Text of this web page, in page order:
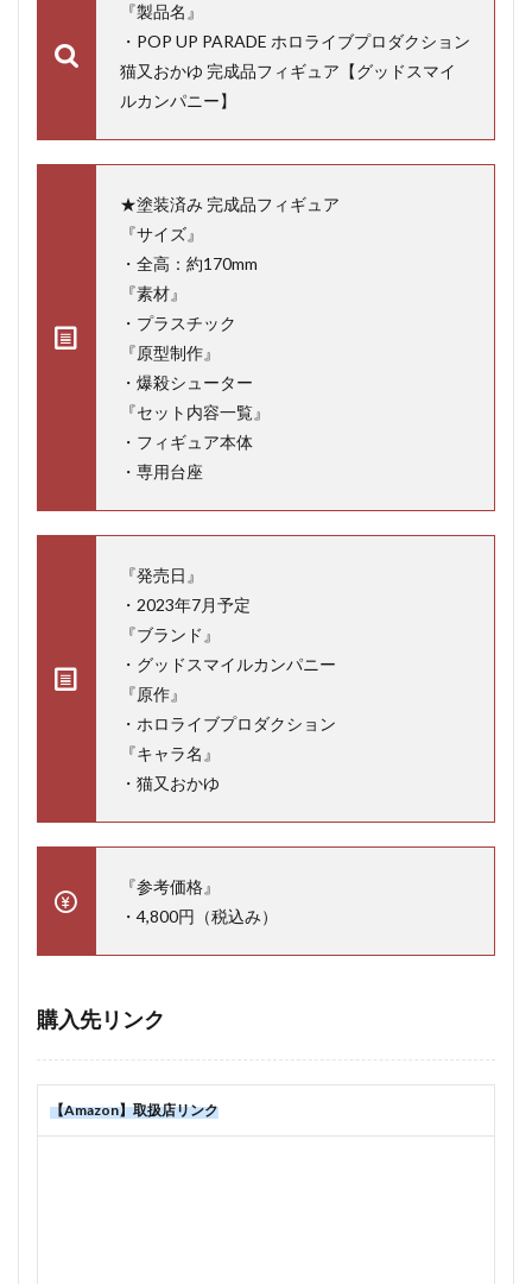
『製品名』
・POP UP PARADE ホロライブプロダクション
猫又おかゆ 完成品フィギュア【グッドスマイ
ルカンパニー】
★塗装済み 完成品フィギュア
『サイズ』
・全高：約170mm
『素材』
・プラスチック
『原型制作』
・爆殺シューター
『セット内容一覧』
・フィギュア本体
・専用台座
『発売日』
・2023年7月予定
『ブランド』
・グッドスマイルカンパニー
『原作』
・ホロライブプロダクション
『キャラ名』
・猫又おかゆ
『参考価格』
・4,800円（税込み）
購入先リンク
【Amazon】取扱店リンク